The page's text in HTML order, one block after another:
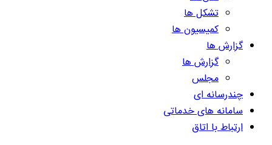
تشکل ها
کمیسیون ها
گزارش ها
گزارش ها
مجلس
چندرسانه ای
سامانه های خدماتی
ارتباط با اتاق